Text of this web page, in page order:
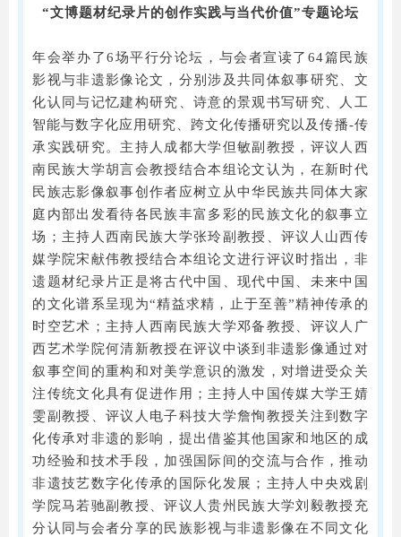
“文博题材纪录片的创作实践与当代价值”专题论坛
年会举办了6场平行分论坛，与会者宣读了64篇民族
影视与非遗影像论文，分别涉及共同体叙事研究、文
化认同与记忆建构研究、诗意的景观书写研究、人工
智能与数字化应用研究、跨文化传播研究以及传播-传
承实践研究。主持人成都大学但敏副教授，评议人西
南民族大学胡言会教授结合本组论文认为，在新时代
民族志影像叙事创作者应树立从中华民族共同体大家
庭内部出发看待各民族丰富多彩的民族文化的叙事立
场；主持人西南民族大学张玲副教授、评议人山西传
媒学院宋献伟教授结合本组论文进行评议时指出，非
遗题材纪录片正是将古代中国、现代中国、未来中国
的文化谱系呈现为“精益求精，止于至善”精神传承的
时空艺术；主持人西南民族大学邓备教授、评议人广
西艺术学院何清新教授在评议中谈到非遗影像通过对
叙事空间的重构和对美学意识的激发，对增进受众关
注传统文化具有促进作用；主持人中国传媒大学王婧
雯副教授、评议人电子科技大学詹恂教授关注到数字
化传承对非遗的影响，提出借鉴其他国家和地区的成
功经验和技术手段，加强国际间的交流与合作，推动
非遗技艺数字化传承的国际化发展；主持人中央戏剧
学院马若驰副教授、评议人贵州民族大学刘毅教授充
分认同与会者分享的民族影视与非遗影像在不同文化